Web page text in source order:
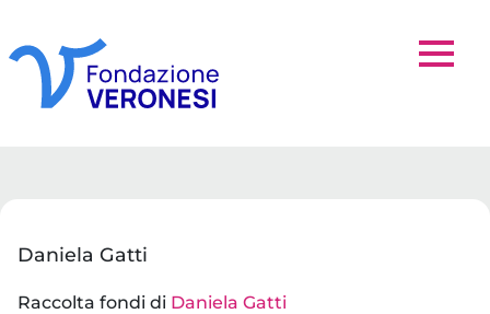
Daniela Gatti
Raccolta fondi di Daniela Gatti